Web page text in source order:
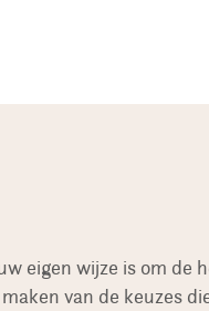
eigen wijze is om de
van de keuzes